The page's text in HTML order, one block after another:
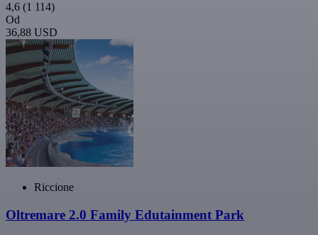
4,6 (1 114)
Od
36,88 USD
Riccione
Oltremare 2.0 Family Edutainment Park